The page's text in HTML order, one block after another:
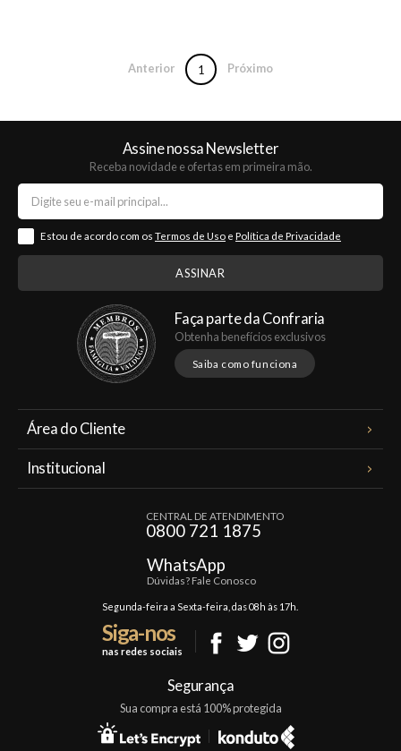
Anterior 1 Próximo
Assine nossa Newsletter
Receba novidade e ofertas em primeira mão.
Estou de acordo com os Termos de Uso e Política de Privacidade
Faça parte da Confraria
Obtenha benefícios exclusivos
Saiba como funciona
Área do Cliente
Institucional
Política de Privacidade
Formas de Pagamento
CENTRAL DE ATENDIMENTO
0800 721 1875
WhatsApp
Dúvidas? Fale Conosco
Segunda-feira a Sexta-feira, das 08h às 17h.
Siga-nos
nas redes sociais
Segurança
Sua compra está 100% protegida